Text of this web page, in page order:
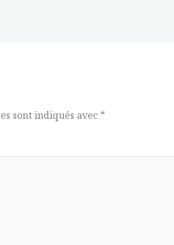
sont indiqués avec *